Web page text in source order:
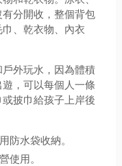
分開收，整個背包
、乾衣物、內衣
外玩水，因為體積
，可以每個人一條
披巾給孩子上岸後
防水袋收納。
使用。